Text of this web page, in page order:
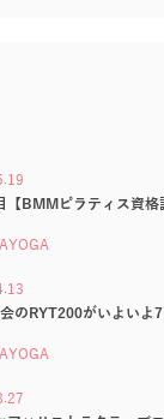
【BMMピラティス資格
のRYT200がいよいよ